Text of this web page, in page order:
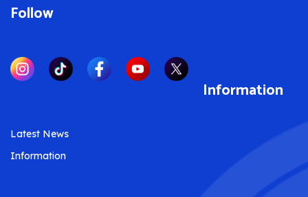
Follow
Information
Latest News
Information